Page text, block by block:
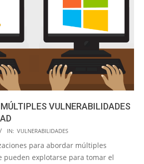
VULNERABILIDADES
IN: VULNERABILIDADES
para abordar múltiples
explotarse para tomar el